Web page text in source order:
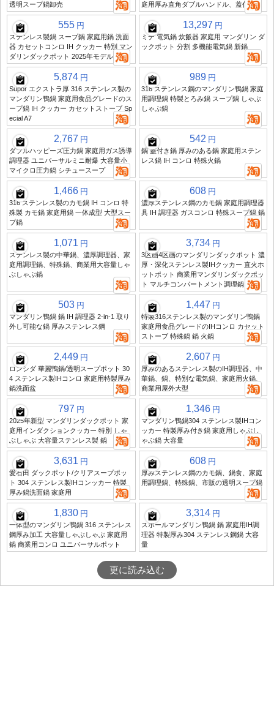
透明スープ鍋卸売
庭用厚み直角ダブルハンドル、蓋付き
555 円
ステンレス製鍋 スープ鍋 家庭用鍋 洗面
器 カセットコンロ IH クッカー 特別 マン
ダリンダックポット 2025年モデル
13,297 円
ミデ 電気鍋 炊飯器 家庭用 マンダリン ダ
ックポット 分割 多機能電気鍋 新鍋
5,874 円
Supor エクストラ厚 316 ステンレス製の
マンダリン鴨鍋 家庭用食品グレードのス
ープ鍋 IH クッカー カセットストーブ Sp
ecial A7
989 円
316 ステンレス鋼のマンダリン鴨鍋 家庭
用調理鍋 特製とろみ鍋 スープ鍋 しゃぶ
しゃぶ鍋
2,767 円
ダブルハッピーズ圧力鍋 家庭用ガス誘導
調理器 ユニバーサルミニ耐爆 大容量小
マイクロ圧力鍋 シチュースープ
542 円
鍋 蓋付き鍋 厚みのある鍋 家庭用ステン
レス鍋 IH コンロ 特殊火鍋
1,466 円
316 ステンレス製のカモ鍋 IH コンロ 特
殊製 カモ鍋 家庭用鍋 一体成型 大型スー
プ鍋
608 円
濃厚ステンレス鋼のカモ鍋 家庭用調理器
具 IH 調理器 ガスコンロ 特殊スープ鍋 鍋
1,071 円
ステンレス製の中華鍋、濃厚調理器、家
庭用調理鍋、特殊鍋、商業用大容量しゃ
ぶしゃぶ鍋
3,734 円
3区画4区画のマンダリンダックポット 濃
厚・深化ステンレス製IHクッカー 直火ホ
ットポット 商業用マンダリンダックポッ
ト マルチコンパートメント調理鍋
503 円
マンダリン鴨鍋 鍋 IH 調理器 2-in-1 取り
外し可能な鍋 厚みステンレス鋼
1,447 円
特製316ステンレス製のマンダリン鴨鍋
家庭用食品グレードのIHコンロ カセット
ストーブ 特殊鍋 鍋 火鍋
2,449 円
ロンシダ 華麗鴨鍋/透明スープポット 30
4 ステンレス製IHコンロ 家庭用特製厚み
鍋洗面盆
2,607 円
厚みのあるステンレス製のIH調理器、中
華鍋、鍋、特別な電気鍋、家庭用火鍋、
商業用屋外大型
797 円
2025年新型 マンダリンダックポット 家
庭用インダクションクッカー 特別 しゃ
ぶしゃぶ 大容量ステンレス製 鍋
1,346 円
マンダリン鴨鍋304 ステンレス製IHコン
ッカー 特製厚み付き鍋 家庭用しゃぶし
ゃぶ鍋 大容量
3,631 円
愛石田 ダックポット/クリアスープポッ
ト 304 ステンレス製IHコンッカー 特製
厚み鍋洗面鍋 家庭用
608 円
厚みステンレス鋼のカモ鍋、鍋食、家庭
用調理鍋、特殊鍋、市販の透明スープ鍋
1,830 円
一体型のマンダリン鴨鍋 316 ステンレス
鋼厚み加工 大容量しゃぶしゃぶ 家庭用
鍋 商業用コンロ ユニバーサルポット
3,314 円
スポールマンダリン鴨鍋 鍋 家庭用IH調
理器 特製厚み304 ステンレス鋼鍋 大容
量
更に読み込む